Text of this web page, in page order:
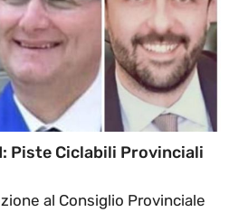
Piste Ciclabili Provinciali
al Consiglio Provinciale